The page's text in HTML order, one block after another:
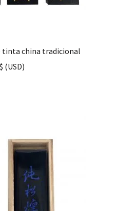
tinta china tradicional
$ (USD)